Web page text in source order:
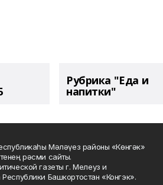
Рубрика "Еда и
напитки"
Мәләүез районы «Көнгәк»
рәсми сайты.
газеты г. Мелеуз и
Башкортостан «Конгэк».